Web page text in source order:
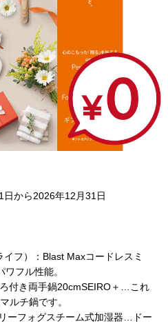
から2026年12月31日
フ）：Blast Maxコードレスミ
フル性能。
付き両手鍋20cmSEIRO＋…これ
ルチ鍋です。
ーフォグスチーム式加湿器…ドー